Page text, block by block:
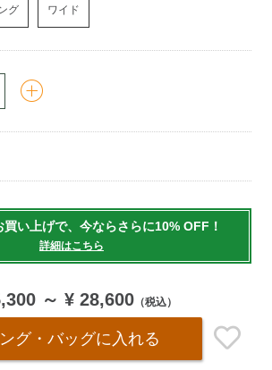
グ ワイド
い上げで、今ならさらに10% OFF！
詳細はこちら
～ ¥ 28,600 （税込）
グ・バッグに入れる